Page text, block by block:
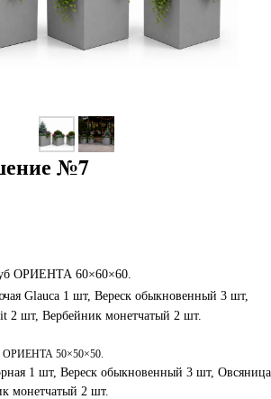
№7
ОРИЕНТА 60×60×60.
Glauca 1 шт, Вереск обыкновенный 3 шт,
2 шт, Вербейник монетчатый 2 шт.
ОРИЕНТА 50×50×50.
1 шт, Вереск обыкновенный 3 шт, Овсяница
монетчатый 2 шт.